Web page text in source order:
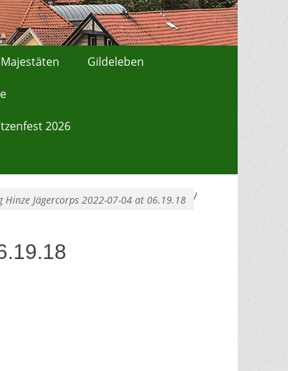
Majestäten Gildeleben
2026
/
Hinze Jägercorps 2022-07-04 at 06.19.18